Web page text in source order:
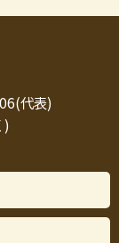
代表)
)